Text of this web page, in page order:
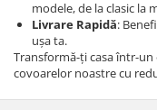
modele, de la clasic la
Livrare Rapidă:
ușa ta.
Transformă-ți casa într-
covoarelor noastre cu